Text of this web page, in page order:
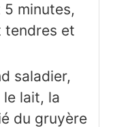
5 minutes,
tendres et
saladier,
lait, la
du gruyère